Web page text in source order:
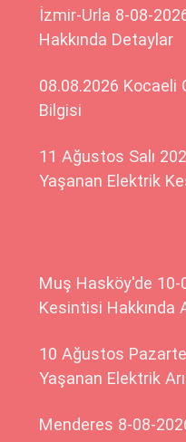
İzmir-Urla 8-08-
Hakkında Detaylar
08.08.2026 Kocaeli
Bilgisi
11 Ağustos Salı
Yaşanan Elektrik
Muş Hasköy'de 10-
Kesintisi Hakkında
10 Ağustos
Yaşanan Elektrik
Menderes 8-08-